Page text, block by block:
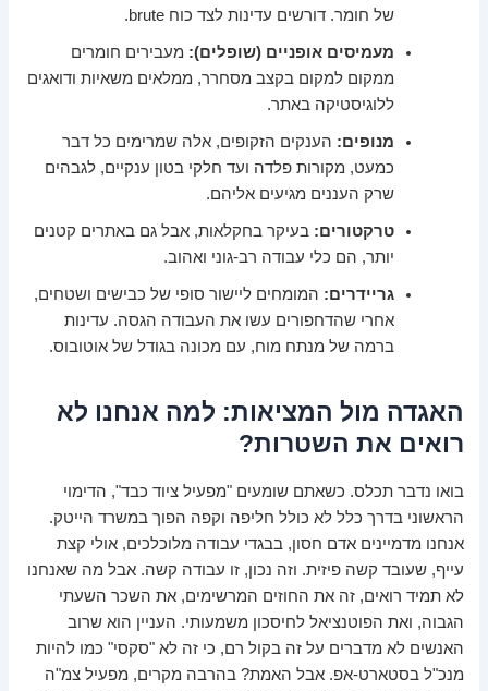
של חומר. דורשים עדינות לצד כוח brute.
מעמיסים אופניים (שופלים): מעבירים חומרים
ממקום למקום בקצב מסחרר, ממלאים משאיות ודואגים
ללוגיסטיקה באתר.
מנופים: הענקים הזקופים, אלה שמרימים כל דבר
כמעט, מקורות פלדה ועד חלקי בטון ענקיים, לגבהים
שרק העננים מגיעים אליהם.
טרקטורים: בעיקר בחקלאות, אבל גם באתרים קטנים
יותר, הם כלי עבודה רב-גוני ואהוב.
גריידרים: המומחים ליישור סופי של כבישים ושטחים,
אחרי שהדחפורים עשו את העבודה הגסה. עדינות
ברמה של מנתח מוח, עם מכונה בגודל של אוטובוס.
האגדה מול המציאות: למה אנחנו לא
רואים את השטרות?
בואו נדבר תכלס. כשאתם שומעים "מפעיל ציוד כבד", הדימוי
הראשוני בדרך כלל לא כולל חליפה וקפה הפוך במשרד הייטק.
אנחנו מדמיינים אדם חסון, בבגדי עבודה מלוכלכים, אולי קצת
עייף, שעובד קשה פיזית. וזה נכון, זו עבודה קשה. אבל מה שאנחנו
לא תמיד רואים, זה את החוזים המרשימים, את השכר השעתי
הגבוה, ואת הפוטנציאל לחיסכון משמעותי. העניין הוא שרוב
האנשים לא מדברים על זה בקול רם, כי זה לא "סקסי" כמו להיות
מנכ"ל בסטארט-אפ. אבל האמת? בהרבה מקרים, מפעיל צמ"ה